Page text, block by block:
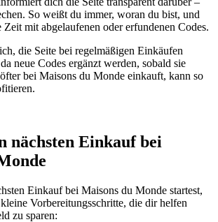
So weißt du immer, woran du bist, und
Zeit mit abgelaufenen oder erfundenen Codes.
die Seite bei regelmäßigen Einkäufen
neue Codes ergänzt werden, sobald sie
bei Maisons du Monde einkauft, kann so
nächsten Einkauf bei
Einkauf bei Maisons du Monde startest,
Vorbereitungsschritte, die dir helfen
zu sparen: